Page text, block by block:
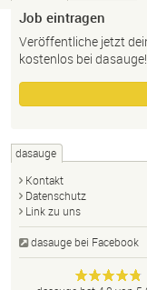
Job eintragen
Veröffentliche jetzt
kostenlos bei dasauge!
dasauge
Kontakt
Datenschutz
Link zu uns
dasauge bei Facebook